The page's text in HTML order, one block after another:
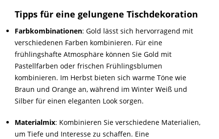
Tipps für eine gelungene Tischdekoration
Farbkombinationen: Gold lässt sich hervorragend mit
verschiedenen Farben kombinieren. Für eine
frühlingshafte Atmosphäre können Sie Gold mit
Pastellfarben oder frischen Frühlingsblumen
kombinieren. Im Herbst bieten sich warme Töne wie
Braun und Orange an, während im Winter Weiß und
Silber für einen eleganten Look sorgen.
Materialmix: Kombinieren Sie verschiedene Materialien,
um Tiefe und Interesse zu schaffen. Eine